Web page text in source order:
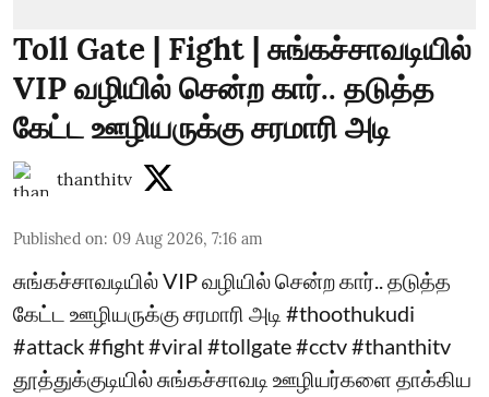
Toll Gate | Fight | சுங்கச்சாவடியில்
VIP வழியில் சென்ற கார்.. தடுத்த
கேட்ட ஊழியருக்கு சரமாரி அடி
thanthitv
Published on: 09 Aug 2026, 7:16 am
சுங்கச்சாவடியில் VIP வழியில் சென்ற கார்.. தடுத்த
கேட்ட ஊழியருக்கு சரமாரி அடி #thoothukudi
#attack #fight #viral #tollgate #cctv #thanthitv
தூத்துக்குடியில் சுங்கச்சாவடி ஊழியர்களை தாக்கிய